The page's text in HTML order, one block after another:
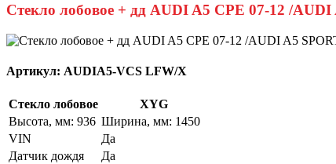
Стекло лобовое + дд AUDI A5 CPE 07-12 /
Артикул: AUDIA5-VCS LFW/X
Стекло лобовое
XYG
Высота, мм: 936 Ширина, мм: 1450
VIN
Да
Датчик дождя
Да